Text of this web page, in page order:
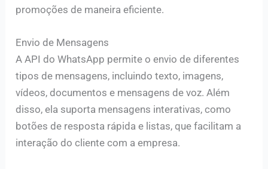
promoções de maneira eficiente.
Envio de Mensagens
A API do WhatsApp permite o envio de diferentes
tipos de mensagens, incluindo texto, imagens,
vídeos, documentos e mensagens de voz. Além
disso, ela suporta mensagens interativas, como
botões de resposta rápida e listas, que facilitam a
interação do cliente com a empresa.